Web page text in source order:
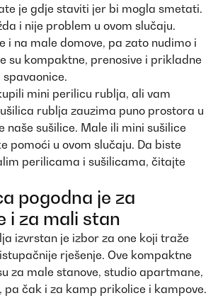
je gdje staviti jer bi mogla smetati.
i nije problem u ovom slučaju.
i na male domove, pa zato nudimo i
su kompaktne, prenosive i prikladne
mini perilicu rublja, ali vam
rublja zauzima puno prostora u
naše sušilice. Male ili mini sušilice
pomoći u ovom slučaju. Da biste
perilicama i sušilicama, čitajte
pogodna je za
i za mali stan
izvrstan je izbor za one koji traže
rješenje. Ove kompaktne
za male stanove, studio apartmane,
pa čak i za kamp prikolice i kampove.